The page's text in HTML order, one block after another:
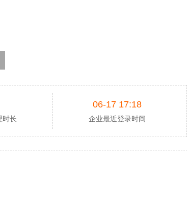
时长
06-17 17:18
企业最近登录时间